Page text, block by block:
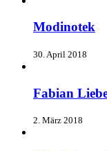
Modinotek
30. April 2018
Fabian
2. März 2018